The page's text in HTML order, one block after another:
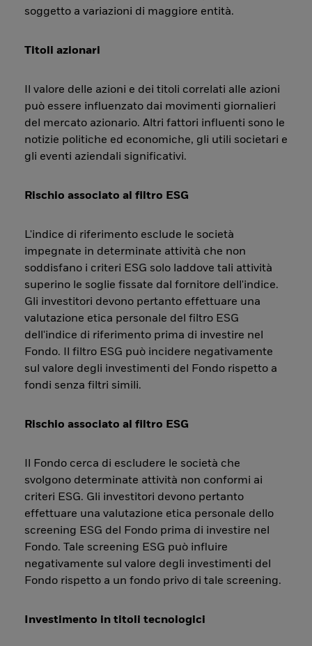
soggetto a variazioni di maggiore entità.
Titoli azionari
Il valore delle azioni e dei titoli correlati alle azioni
può essere influenzato dai movimenti giornalieri
del mercato azionario. Altri fattori influenti sono le
notizie politiche ed economiche, gli utili societari e
gli eventi aziendali significativi.
Rischio associato al filtro ESG
L'indice di riferimento esclude le società
impegnate in determinate attività che non
soddisfano i criteri ESG solo laddove tali attività
superino le soglie fissate dal fornitore dell'indice.
Gli investitori devono pertanto effettuare una
valutazione etica personale del filtro ESG
dell'indice di riferimento prima di investire nel
Fondo. Il filtro ESG può incidere negativamente
sul valore degli investimenti del Fondo rispetto a
fondi senza filtri simili.
Rischio associato al filtro ESG
Il Fondo cerca di escludere le società che
svolgono determinate attività non conformi ai
criteri ESG. Gli investitori devono pertanto
effettuare una valutazione etica personale dello
screening ESG del Fondo prima di investire nel
Fondo. Tale screening ESG può influire
negativamente sul valore degli investimenti del
Fondo rispetto a un fondo privo di tale screening.
Investimento in titoli tecnologici